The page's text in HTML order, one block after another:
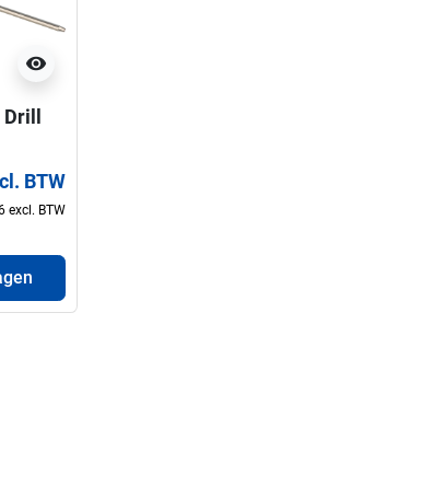
visibility
Drill
BTW
excl. BTW